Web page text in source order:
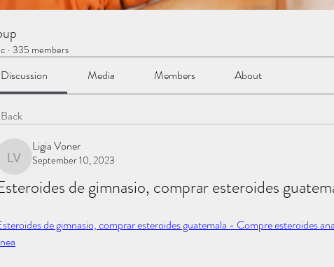
· 335 members
Discussion Media Members About
Back
Ligia Voner
Ligia Voner
September 10, 2023
de gimnasio, comprar esteroides
de gimnasio, comprar esteroides guatemala - Compre esteroides